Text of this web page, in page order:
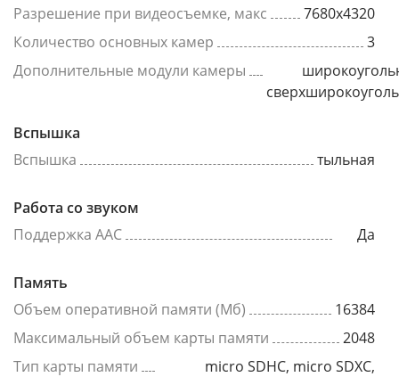
Разрешение при видеосъемке, макс
7680x4320
Количество основных камер
3
Дополнительные модули камеры
Вспышка
Вспышка
тыльная
Работа со звуком
Поддержка AAC
Да
Память
Объем оперативной памяти (Мб)
16384
Максимальный объем карты памяти
2048
Тип карты памяти
micro SDHC, micro SDXC,